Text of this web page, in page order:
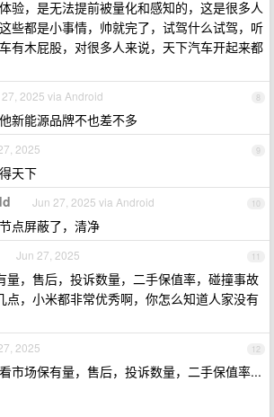
验，是无法提前被量化和感知的，这是很多人
些都是小事情，帅就完了，试驾什么试驾，听
有木屁股，对很多人来说，天下汽车开起来都
8
2025 via Android
新能源品牌不也差不多
9
2025
天下
10
Jun 27, 2025 via Android
点屏蔽了，清净
11
Jun 27, 2025
量，售后，投诉数量，二手保值率，碰撞事故
点，小米都非常优秀啊，你怎么知道人家没有
12
2025
市场保有量，售后，投诉数量，二手保值率...